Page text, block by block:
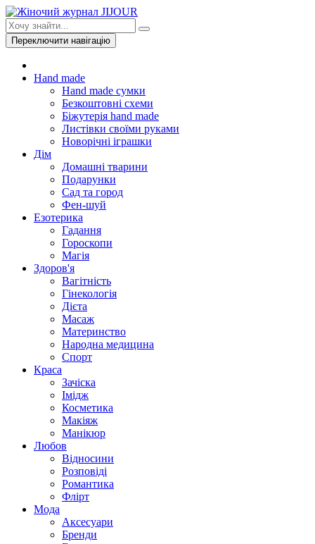
Переключити навігацію
Hand made
Hand made сумки
Безкоштовні схеми
Біжутерія hand made
Листівки своїми руками
Новорічні іграшки
Дім
Домашні тварини
Подарунки
Сад та город
Фен-шуй
Езотерика
Гадання
Гороскопи
Магія
Здоров'я
Вагітність
Гінекологія
Дієта
Масаж
Материнство
Народна медицина
Спорт
Краса
Зачіска
Імідж
Косметика
Макіяж
Манікюр
Любов
Відносини
Розповіді
Романтика
Флірт
Мода
Аксесуари
Бренди